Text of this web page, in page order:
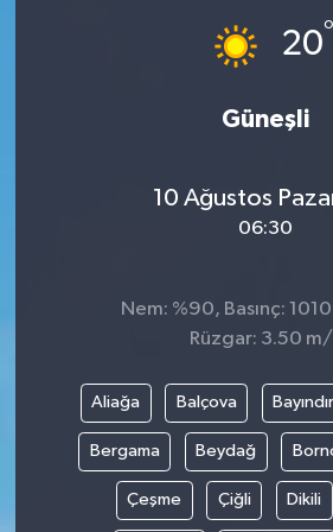
20°
Güneşli
10 Ağustos
06:30
Nem: %90, Basınç:
Rüzgar: 3.50
Aliağa Balçova Bayındır
Bergama Beydağ
Çeşme Çiğli Dikili
İLÇE HABERLERİ
KADIN-AİLE
YEREL YÖNETİM
MEDYA